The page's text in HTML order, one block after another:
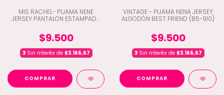
MIS RACHEL- PIJAMA NENE
JERSEY PANTALON ESTAMPADO
$9.500
3Sin interés de $3.166,67
COMPRAR
VINTAGE - PIJAMA NENA JERSEY
ALGODÓN BEST FRIEND (B5-910)
$9.500
3Sin interés de $3.166,67
COMPRAR